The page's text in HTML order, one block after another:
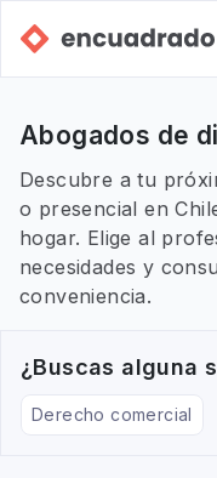
Abogados de
Descubre a tu
o presencial en
hogar. Elige al
necesidades y
conveniencia.
¿Buscas alguna
Derecho comercial